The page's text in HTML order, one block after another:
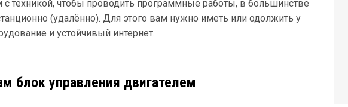
техникой, чтобы проводить программные работы, в большинстве
(удалённо). Для этого вам нужно иметь или одолжить у
и устойчивый интернет.
блок управления двигателем